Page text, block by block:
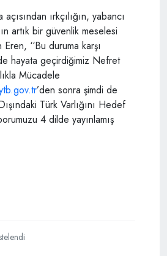
ırkçılığın, yabancı
artık bir güvenlik meselesi
‘‘Bu duruma karşı
hayata geçirdiğimiz Nefret
Mücadele
’den sonra şimdi de
Türk Varlığını Hedef
4 dilde yayınlamış